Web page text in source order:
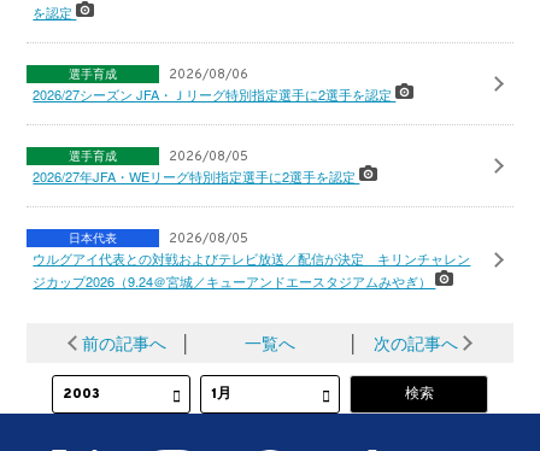
を認定
選手育成 2026/08/06
2026/27シーズン JFA・Ｊリーグ特別指定選手に2選手を認定
選手育成 2026/08/05
2026/27年JFA・WEリーグ特別指定選手に2選手を認定
日本代表 2026/08/05
ウルグアイ代表との対戦およびテレビ放送／配信が決定 キリンチャレン
ジカップ2026（9.24＠宮城／キューアンドエースタジアムみやぎ）
前の記事へ │ 一覧へ │ 次の記事へ